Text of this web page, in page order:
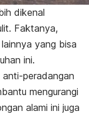
dikenal
Faktanya,
yang bisa
ini.
peradangan
mengurangi
alami ini juga